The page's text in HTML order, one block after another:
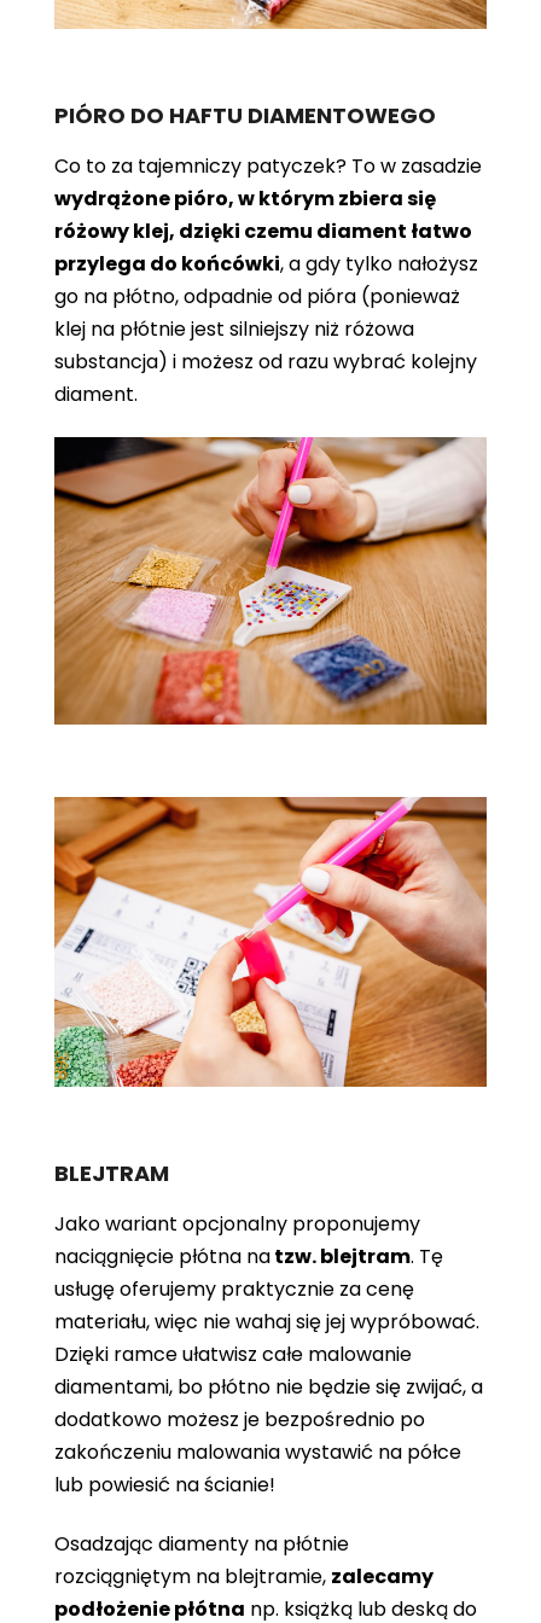
PIÓRO DO HAFTU DIAMENTOWEGO
Co to za tajemniczy patyczek? To w zasadzie
wydrążone pióro, w którym zbiera się
różowy klej, dzięki czemu diament łatwo
przylega do końcówki, a gdy tylko nałożysz
go na płótno, odpadnie od pióra (ponieważ
klej na płótnie jest silniejszy niż różowa
substancja) i możesz od razu wybrać kolejny
diament.
BLEJTRAM
Jako wariant opcjonalny proponujemy
naciągnięcie płótna natzw. blejtram. Tę
usługę oferujemy praktycznie za cenę
materiału, więc nie wahaj się jej wypróbować.
Dzięki ramce ułatwisz całe malowanie
diamentami, bo płótno nie będzie się zwijać, a
dodatkowo możesz je bezpośrednio po
zakończeniu malowania wystawić na półce
lub powiesić na ścianie!
Osadzając diamenty na płótnie
rozciągniętym na blejtramie, zalecamy
podłożenie płótna np. książką lub deską do